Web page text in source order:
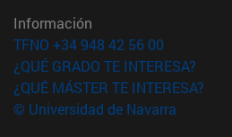
Información
TFNO +34 948 42 56 00
¿QUÉ GRADO TE INTERESA?
¿QUÉ MÁSTER TE INTERESA?
© Universidad de Navarra